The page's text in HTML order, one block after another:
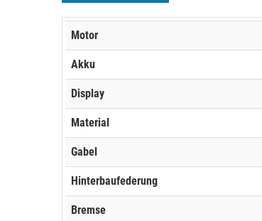
Motor
Akku
Display
Material
Gabel
Hinterbaufederung
Bremse